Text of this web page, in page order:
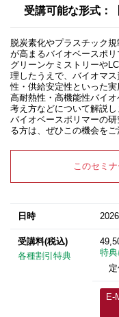
受講可能な形式：
脱炭素化やプラスチック
が高まるバイオベースポリ
グリーンケミストリーや
理したうえで、バイオマ
性・供給安定性といった
高耐熱性・高機能性バイ
考え方などについて解説し
バイオベースポリマーの
る方は、ぜひこの機会をご
このセミ
日時
受講料(税込)
各種割引特典
特
E-